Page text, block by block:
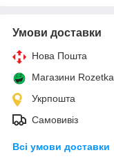
Умови доставки
Нова Пошта
Магазини Rozetka
Укрпошта
Самовивіз
Всі умови доставки